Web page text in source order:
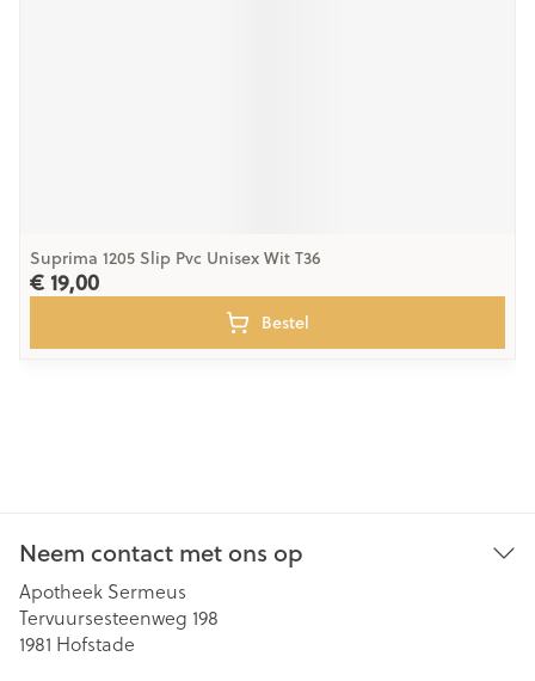
Suprima 1205 Slip Pvc Unisex Wit T36
€ 19,00
Bestel
Neem contact met ons op
Apotheek Sermeus
Tervuursesteenweg 198
1981 Hofstade